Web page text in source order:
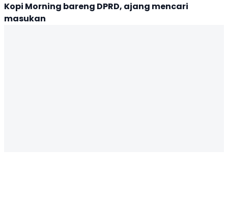
Kopi Morning bareng DPRD, ajang mencari
masukan